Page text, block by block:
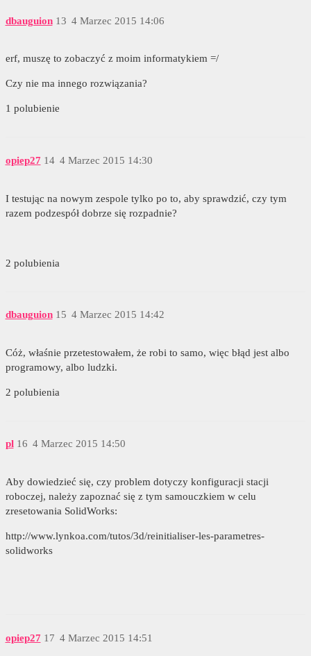
dbauguion 4 Marzec 2015 14:06
13
erf, muszę to zobaczyć z moim informatykiem =/
Czy nie ma innego rozwiązania?
1 polubienie
opiep27 4 Marzec 2015 14:30
14
I testując na nowym zespole tylko po to, aby sprawdzić, czy tym
razem podzespół dobrze się rozpadnie?
2 polubienia
dbauguion 4 Marzec 2015 14:42
15
Cóż, właśnie przetestowałem, że robi to samo, więc błąd jest albo
programowy, albo ludzki.
2 polubienia
pl 4 Marzec 2015 14:50
16
Aby dowiedzieć się, czy problem dotyczy konfiguracji stacji
roboczej, należy zapoznać się z tym samouczkiem w celu
zresetowania SolidWorks:
http://www.lynkoa.com/tutos/3d/reinitialiser-les-parametres-
solidworks
opiep27 4 Marzec 2015 14:51
17